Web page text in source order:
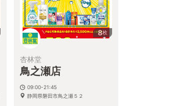
8枚
杏林堂
鳥之瀬店
09:00-21:45
静岡県磐田市鳥之瀬５２